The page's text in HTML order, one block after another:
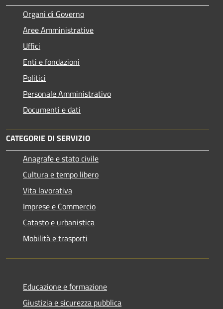
Organi di Governo
Aree Amministrative
Uffici
Enti e fondazioni
Politici
Personale Amministrativo
Documenti e dati
CATEGORIE DI SERVIZIO
Anagrafe e stato civile
Cultura e tempo libero
Vita lavorativa
Imprese e Commercio
Catasto e urbanistica
Mobilità e trasporti
Educazione e formazione
Giustizia e sicurezza pubblica